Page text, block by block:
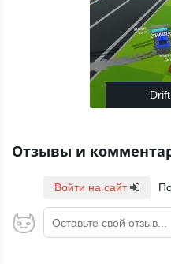
Отзывы и
Войти на сайт
Оставьте свой отзыв...